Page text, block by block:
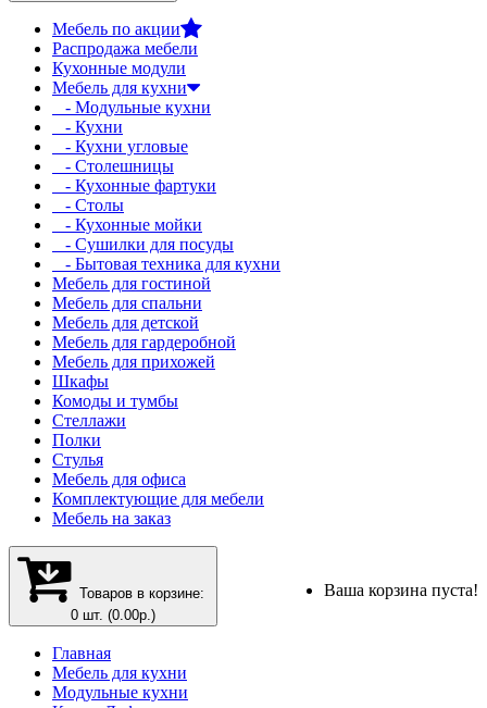
Мебель по акции
Распродажа мебели
Кухонные модули
Мебель для кухни
- Модульные кухни
- Кухни
- Кухни угловые
- Столешницы
- Кухонные фартуки
- Столы
- Кухонные мойки
- Сушилки для посуды
- Бытовая техника для кухни
Мебель для гостиной
Мебель для спальни
Мебель для детской
Мебель для гардеробной
Мебель для прихожей
Шкафы
Комоды и тумбы
Стеллажи
Полки
Стулья
Мебель для офиса
Комплектующие для мебели
Мебель на заказ
Товаров в корзине:
0 шт. (0.00р.)
Ваша корзина пуста!
Главная
Мебель для кухни
Модульные кухни